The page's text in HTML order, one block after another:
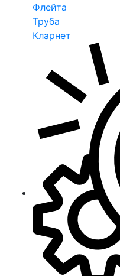
Флейта
Труба
Кларнет